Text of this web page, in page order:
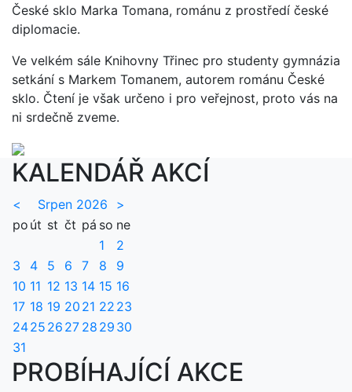
České sklo Marka Tomana, románu z prostředí české
diplomacie.
Ve velkém sále Knihovny Třinec pro studenty gymnázia
setkání s Markem Tomanem, autorem románu České
sklo. Čtení je však určeno i pro veřejnost, proto vás na
ni srdečně zveme.
KALENDÁŘ AKCÍ
< Srpen 2026
>
po út st čt pá so ne
1
2
3
4 5 6 7 8
9
10 11 12 13 14 15 16
17 18 19 20 21 22 23
2425 26 27 28 29 30
31
PROBÍHAJÍCÍ AKCE